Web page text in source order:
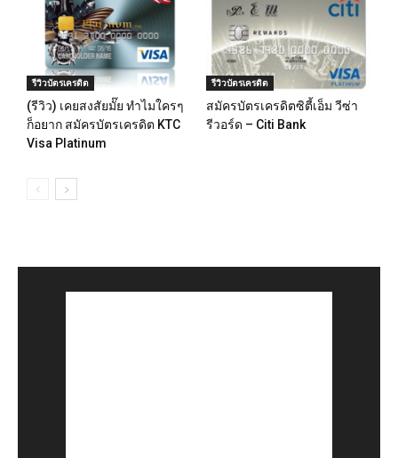
รีวิวบัตรเครดิต
(รีวิว) เคยสงสัยมั๊ย ทำไมใครๆ
ก็อยาก สมัครบัตรเครดิต KTC
Visa Platinum
รีวิวบัตรเครดิต
สมัครบัตรเครดิตซิตี้เอ็ม วีซ่า
รีวอร์ด – Citi Bank